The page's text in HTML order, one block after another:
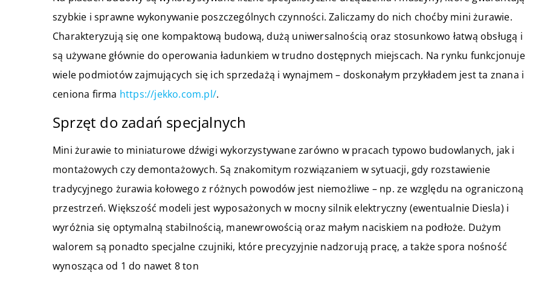
szybkie i sprawne wykonywanie poszczególnych czynności. Zaliczamy do nich choćby mini żurawie.
Charakteryzują się one kompaktową budową, dużą uniwersalnością oraz stosunkowo łatwą obsługą i
są używane głównie do operowania ładunkiem w trudno dostępnych miejscach. Na rynku funkcjonuje
wiele podmiotów zajmujących się ich sprzedażą i wynajmem – doskonałym przykładem jest ta znana i
ceniona firma https://jekko.com.pl/.
Sprzęt do zadań specjalnych
Mini żurawie to miniaturowe dźwigi wykorzystywane zarówno w pracach typowo budowlanych, jak i
montażowych czy demontażowych. Są znakomitym rozwiązaniem w sytuacji, gdy rozstawienie
tradycyjnego żurawia kołowego z różnych powodów jest niemożliwe – np. ze względu na ograniczoną
przestrzeń. Większość modeli jest wyposażonych w mocny silnik elektryczny (ewentualnie Diesla) i
wyróżnia się optymalną stabilnością, manewrowością oraz małym naciskiem na podłoże. Dużym
walorem są ponadto specjalne czujniki, które precyzyjnie nadzorują pracę, a także spora nośność
wynosząca od 1 do nawet 8 ton